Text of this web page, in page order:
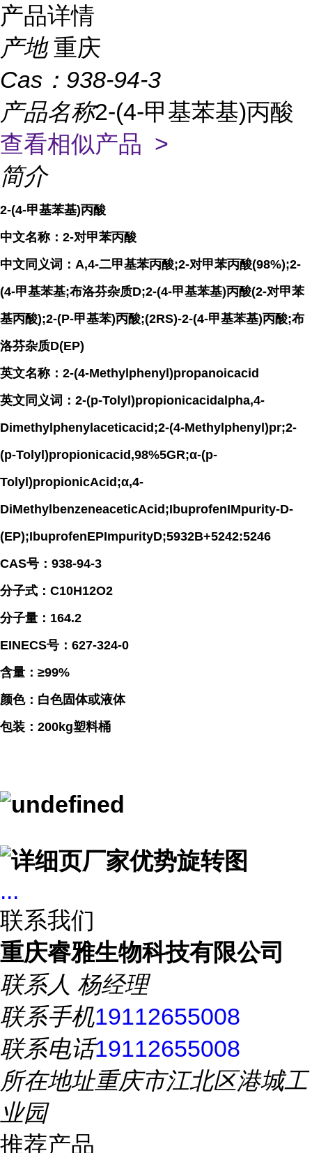
产品详情
产地 重庆
Cas： 938-94-3
产品名称2-(4-甲基苯基)丙酸
查看相似产品 >
简介
2-(4-甲基苯基)丙酸
中文名称：2-对甲苯丙酸
中文同义词：Α,4-二甲基苯丙酸;2-对甲苯丙酸(98%);2-
(4-甲基苯基;布洛芬杂质D;2-(4-甲基苯基)丙酸(2-对甲苯
基丙酸);2-(P-甲基苯)丙酸;(2RS)-2-(4-甲基苯基)丙酸;布
洛芬杂质D(EP)
英文名称：2-(4-Methylphenyl)propanoicacid
英文同义词：2-(p-Tolyl)propionicacidalpha,4-
Dimethylphenylaceticacid;2-(4-Methylphenyl)pr;2-
(p-Tolyl)propionicacid,98%5GR;α-(p-
Tolyl)propionicAcid;α,4-
DiMethylbenzeneaceticAcid;IbuprofenIMpurity-D-
(EP);IbuprofenEPImpurityD;5932B+5242:5246
CAS号：938-94-3
分子式：C10H12O2
分子量：164.2
EINECS号：627-324-0
含量：≥99%
颜色：白色固体或液体
包装：200kg塑料桶
...
联系我们
重庆睿雅生物科技有限公司
联系人 杨经理
联系手机19112655008
联系电话19112655008
所在地址重庆市江北区港城工
业园
推荐产品